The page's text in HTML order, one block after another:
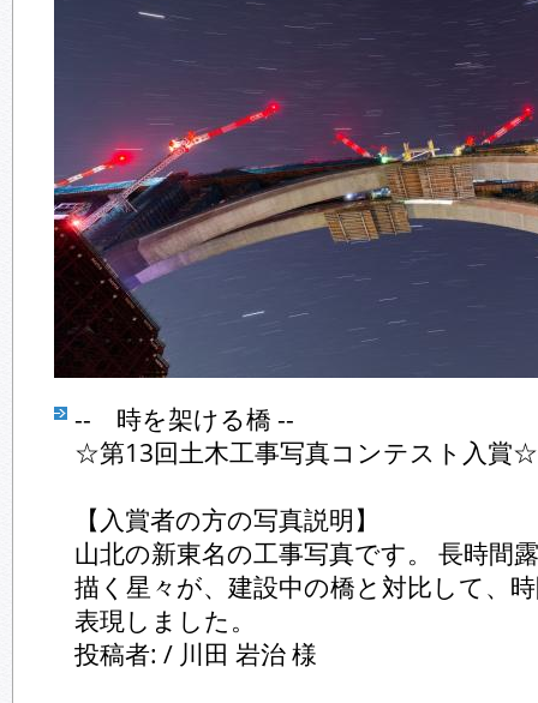
-- 時を架ける橋 --
☆第13回土木工事写真コンテスト入
【入賞者の方の写真説明】
山北の新東名の工事写真です。 長時間
描く星々が、建設中の橋と対比して、
表現しました。
投稿者: / 川田 岩治 様